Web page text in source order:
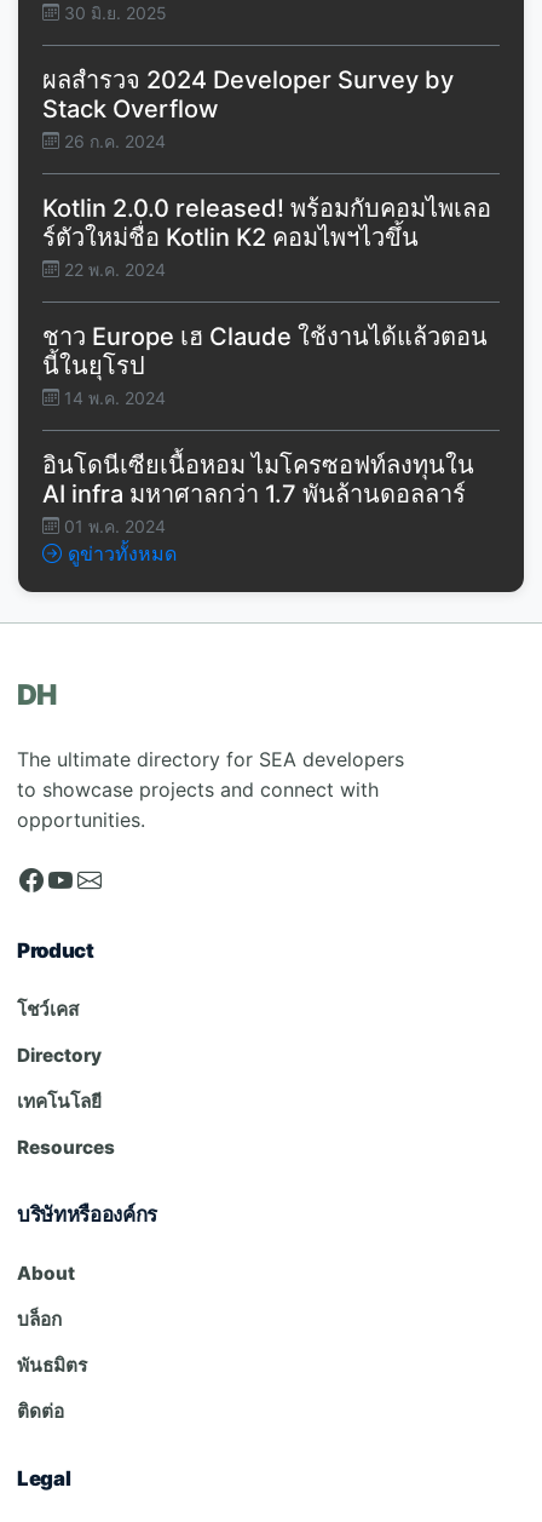
30 มิ.ย. 2025
ผลสำรวจ 2024 Developer Survey by
Stack Overflow
26 ก.ค. 2024
Kotlin 2.0.0 released! พร้อมกับคอมไพเลอ
ร์ตัวใหม่ชื่อ Kotlin K2 คอมไพฯไวขึ้น
22 พ.ค. 2024
ชาว Europe เฮ Claude ใช้งานได้แล้วตอน
นี้ในยุโรป
14 พ.ค. 2024
อินโดนีเซียเนื้อหอม ไมโครซอฟท์ลงทุนใน
AI infra มหาศาลกว่า 1.7 พันล้านดอลลาร์
01 พ.ค. 2024
ดูข่าวทั้งหมด
DH
The ultimate directory for SEA developers
to showcase projects and connect with
opportunities.
Product
โชว์เคส
Directory
เทคโนโลยี
Resources
บริษัทหรือองค์กร
About
บล็อก
พันธมิตร
ติดต่อ
Legal